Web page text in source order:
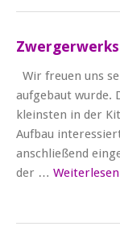
Wir freuen uns
aufgebaut wurde.
kleinsten in der
Aufbau
anschließend
der … Weiterlesen